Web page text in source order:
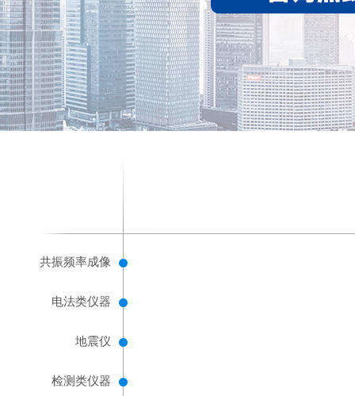
共振频率成像
电法类仪器
地震仪
检测类仪器